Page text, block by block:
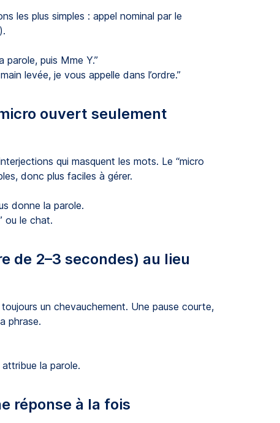
les plus simples : appel nominal par le
parole, puis Mme Y.”
levée, je vous appelle dans l’ordre.”
ouvert seulement
qui masquent les mots. Le “micro
donc plus faciles à gérer.
donne la parole.
ou le chat.
de 2–3 secondes) au lieu
un chevauchement. Une pause courte,
phrase.
la parole.
réponse à la fois